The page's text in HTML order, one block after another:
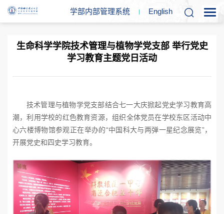
学部内部管理系统 English
生命科学学院技术管理与植物学党支部 举行党史
学习教育主题党日活动
技术管理与植物学党支部结合七一大庆掀起党史学习教育高
潮，利用学校的红色教育资源，组织全体党员在学校东区活动中
心六楼博物馆参观正在举办的“中国科大与两弹一星纪念展览”，
开展党史和四史学习教育。